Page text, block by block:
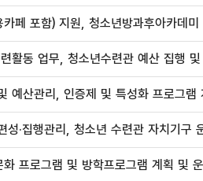
카페 포함) 지원, 청소년방과후아카데
활동 업무, 청소년수련관 예산 집행
예산관리, 인증제 및 특성화 프로그
성·집행관리, 청소년 수련관 자치기구
프로그램 및 방학프로그램 계획 및